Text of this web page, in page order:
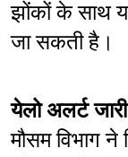
झोंकों के साथ
जा सकती है।
येलो अलर्ट जारी
मौसम विभाग